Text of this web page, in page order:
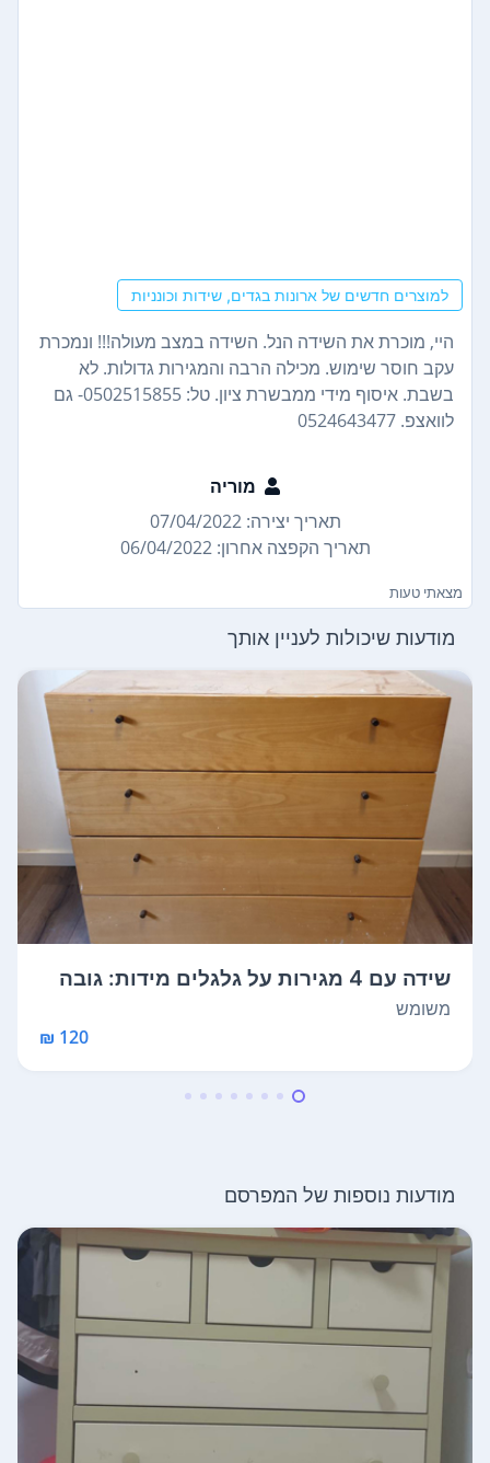
למוצרים חדשים של ארונות בגדים, שידות וכונניות
היי, מוכרת את השידה הנל. השידה במצב מעולה!!! ונמכרת
עקב חוסר שימוש. מכילה הרבה והמגירות גדולות. לא
בשבת. איסוף מידי ממבשרת ציון. טל: 0502515855- גם
לוואצפ. 0524643477
מוריה
תאריך יצירה: 07/04/2022
תאריך הקפצה אחרון: 06/04/2022
מצאתי טעות
מודעות שיכולות לעניין אותך
שידה עם 4 מגירות על גלגלים מידות: גובה
...
משומש
120 ₪
מודעות נוספות של המפרסם